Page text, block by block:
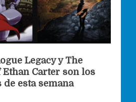
Legacy y The
Carter son los
esta semana